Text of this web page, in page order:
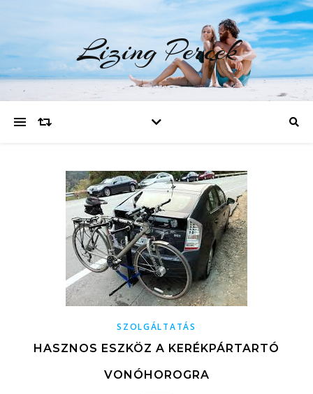
Lizing Percek
SZOLGÁLTATÁS
HASZNOS ESZKÖZ A KERÉKPÁRTARTÓ
VONÓHOROGRA